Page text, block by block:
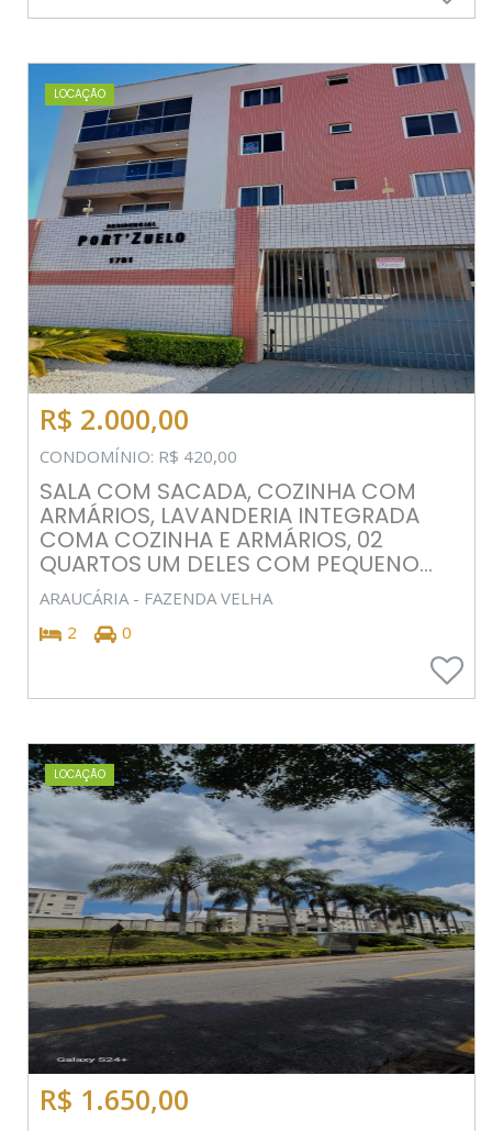
LOCAÇÃO
R$ 2.000,00
CONDOMÍNIO: R$ 420,00
SALA COM SACADA, COZINHA COM
ARMÁRIOS, LAVANDERIA INTEGRADA
COMA COZINHA E ARMÁRIOS, 02
QUARTOS UM DELES COM PEQUENO...
ARAUCÁRIA - FAZENDA VELHA
2
0
LOCAÇÃO
R$ 1.650,00